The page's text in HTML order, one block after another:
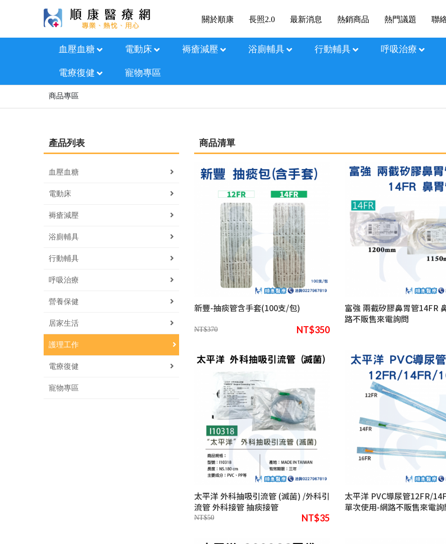
關於順康 長照2.0 最新消息 熱銷商品 熱門議題 聯
血壓血糖 電動床 褥瘡減壓 浴廁輔具 行動輔具 呼吸治療
電療復健 寵物專區
商品專區
產品列表
血壓血糖
電動床
褥瘡減壓
浴廁輔具
行動輔具
呼吸治療
營養保健
居家生活
護理工作
電療復健
寵物專區
商品清單
新豐-抽痰管含手套(100支/包)
NT$370 NT$350
富強 兩截矽膠鼻胃管14FR
路不販售來電詢問
太平洋 外科抽吸引流管 (滅菌) /外科引
流管 外科接管 抽痰接管
NT$50 NT$35
太平洋 PVC導尿管12FR/
單次使用-網路不販售來電詢